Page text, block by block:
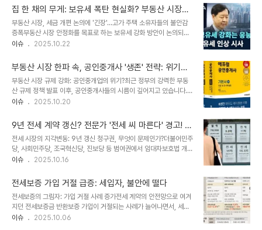
써밋: 럭셔리 라이프의 ..
중요한 단계로 인식되고 있습니다. 임차인 면접제 도입 청원, 그 배경
과 내용국회 국민동의청원에 '악성 임차인으로 인한 피해 방지를 위한
임차인 면접제 도입에 관한 청원'이 등장했습니다. 청원인은 '깜깜이
임차 계약 시스템'의 문제점을 지적하며, 임대인의 재산권을 보호하고
상호 간의 신뢰를 구축하기 위해 임차인 면접 제도가 필요하다고 주장
도는 1차 서류 전형,..
집 한 채의 무게: 보유세 폭탄 현실화? 부동산 시장의
불안과 대처 방안
부동산 시장, 세금 개편 논의에 '긴장'…고가 주택 소유자들의 불안감
증폭부동산 시장 안정화를 목표로 하는 보유세 강화 방안이 논의되면
서, 고가 주택 소유자들을 중심으로 불안감이 커지고 있습니다. 구윤철
화 가능성이 제기되었고, 이는 은퇴자나 '영끌족'들에게 큰 우려를 안
겨주고 있습니다. 특히, 주택 수보다는 가격에 초점을 맞춘 과세 방안
이 논의되면서, 강남 및 한강벨트 지역의 고가 주택 소유자들의 걱정이
깊어지고 있습니다. 세제 개편의 핵심: 보유세 강화와 거래세 완화, 그
리고 그 파장기획재정부, 국토교통부, 행정안전부 등 관계 부처가 보유
주요 정책 방향은 '보유..
이슈 2025.10.22
부동산 시장 한파 속, 공인중개사 '생존' 전략: 위기를
기회로!
부동산 시장 규제 강화: 공인중개업의 위기?최근 정부의 강력한 부동
산 규제 정책 발표 이후, 공인중개사들의 시름이 깊어지고 있습니다.
서울 전 지역과 경기도 일부 지역을 규제 지역으로 지정하고, 대출 규
래를 위축시키고 있습니다. 이러한 상황은 공인중개사들의 수입 감소
로 이어져, 생존을 위한 새로운 전략 마련이 시급한 상황입니다. 거래
절벽 현실화: 매매, 전세 시장의 변화규제 지역 확대와 대출 규제 강화
는 매매 시장의 침체를 불러왔습니다. 1주택자의 갈아타기, 무주택자
의 내 집 마련의 꿈을 더욱 어렵게 만들었으며, 다주택자 및 고가 주택
시장 역시, 전세 계약 갱..
이슈 2025.10.20
9년 전세 계약 갱신? 전문가 '전세 씨 마른다' 경고! |
부동산 시장의 미래는?
전세 시장의 지각변동: 9년 갱신 청구권, 무엇이 문제인가?더불어민주
당, 사회민주당, 조국혁신당, 진보당 등 범여권에서 임대차보호법 개정
을 통해 전세 계약갱신 청구권을 최대 9년으로 늘리는 방안을 추진하
지역의 전세난 심화에 대한 우려가 커지고 있습니다. 16일 국회 의안
정보시스템에 따르면, 임대차 계약 기간을 3년으로 늘리고 계약갱신
청구권 사용 횟수를 2회로 변경하는 내용의 주택임대차보호법 개정안
이 발의되었습니다. 이는 현재 2년 계약에 2년 갱신을 더해 총 4년까
지 가능한 전세 계약을, 3+3+3으로 총 9년까지 연장하는 것을 의미
이슈 2025.10.16
전세보증 가입 거절 급증: 세입자, 불안에 떨다
전세보증의 그림자: 가입 거절 사례 증가전세 계약의 안전망으로 여겨
지던 전세보증금 반환보증 가입이 거절되는 사례가 늘어나면서, 세입
자들의 불안감이 커지고 있습니다. 특히 임대인의 과실로 인한 거절 사
이슈 2025.10.06